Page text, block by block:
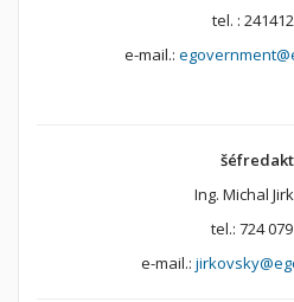
tel. :
e-mail.:
Ing. Michal
tel.: 724
e-mail.: